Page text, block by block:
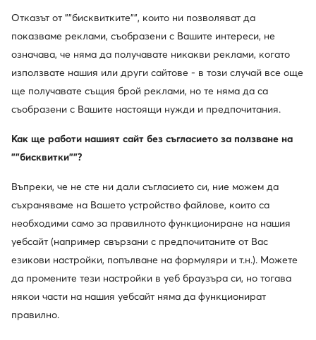
Редовна цена58,79 €-55%
Най-ниска цена27,99 €-7%
Редовна цена 54,99 €-49%
Най-ниска цена30,99 €-9%
Промоция
Дамска чанта · Черен
Актуална цена
32,21€
Отказът от ""бисквитките"", които ни позволяват да
показваме реклами, съобразени с Вашите интереси, не
означава, че няма да получавате никакви реклами, когато
използвате нашия или други сайтове - в този случай все още
ще получавате същия брой реклами, но те няма да са
съобразени с Вашите настоящи нужди и предпочитания.
Как ще работи нашият сайт без съгласието за ползване на
""бисквитки""?
Въпреки, че не сте ни дали съгласието си, ние можем да
съхраняваме на Вашето устройство файлове, които са
необходими само за правилното функциониране на нашия
уебсайт (например свързани с предпочитаните от Вас
езикови настройки, попълване на формуляри и т.н.). Можете
да промените тези настройки в уеб браузъра си, но тогава
някои части на нашия уебсайт няма да функционират
правилно.